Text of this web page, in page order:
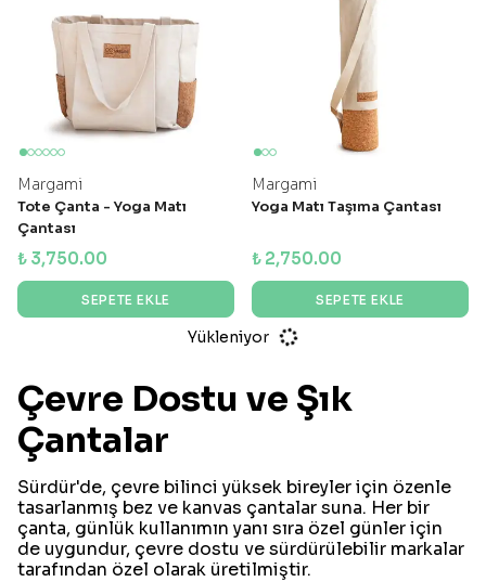
Margami
Tote Çanta - Yoga Matı
Çantası
₺ 3,750.00
SEPETE EKLE
Margami
Yoga Matı Taşıma Çantası
₺ 2,750.00
SEPETE EKLE
Yükleniyor
Çevre Dostu ve Şık
Çantalar
Sürdür'de, çevre bilinci yüksek bireyler için özenle
tasarlanmış bez ve kanvas çantalar suna. Her bir
çanta, günlük kullanımın yanı sıra özel günler için
de uygundur, çevre dostu ve sürdürülebilir markalar
tarafından özel olarak üretilmiştir.